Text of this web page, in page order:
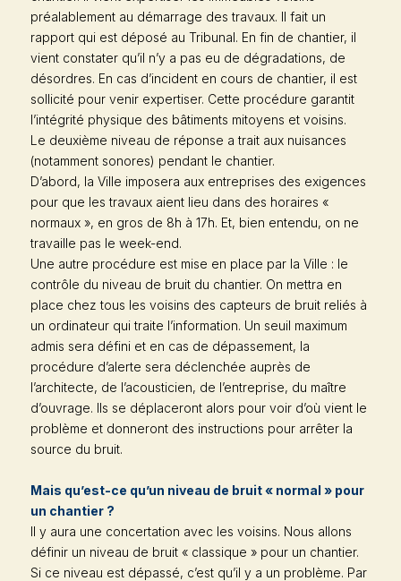
préalablement au démarrage des travaux. Il fait un
rapport qui est déposé au Tribunal. En fin de chantier, il
vient constater qu’il n’y a pas eu de dégradations, de
désordres. En cas d’incident en cours de chantier, il est
sollicité pour venir expertiser. Cette procédure garantit
l’intégrité physique des bâtiments mitoyens et voisins.
Le deuxième niveau de réponse a trait aux nuisances
(notamment sonores) pendant le chantier.
D’abord, la Ville imposera aux entreprises des exigences
pour que les travaux aient lieu dans des horaires «
normaux », en gros de 8h à 17h. Et, bien entendu, on ne
travaille pas le week-end.
Une autre procédure est mise en place par la Ville : le
contrôle du niveau de bruit du chantier. On mettra en
place chez tous les voisins des capteurs de bruit reliés à
un ordinateur qui traite l’information. Un seuil maximum
admis sera défini et en cas de dépassement, la
procédure d’alerte sera déclenchée auprès de
l’architecte, de l’acousticien, de l’entreprise, du maître
d’ouvrage. Ils se déplaceront alors pour voir d’où vient le
problème et donneront des instructions pour arrêter la
source du bruit.
Mais qu’est-ce qu’un niveau de bruit « normal » pour
un chantier ?
Il y aura une concertation avec les voisins. Nous allons
définir un niveau de bruit « classique » pour un chantier.
Si ce niveau est dépassé, c’est qu’il y a un problème. Par